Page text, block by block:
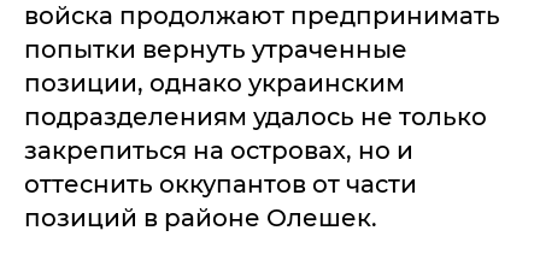
войска продолжают предпринимать
попытки вернуть утраченные
позиции, однако украинским
подразделениям удалось не только
закрепиться на островах, но и
оттеснить оккупантов от части
позиций в районе Олешек.